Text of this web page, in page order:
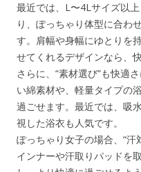
最近では、L〜4Lサイズ以
り、ぽっちゃり体型に合わ
す。肩幅や身幅にゆとりを
せてくれるデザインなら、
さらに、“素材選び”も快適
い綿素材や、軽量タイプの
過ごせます。最近では、吸
視した浴衣も人気です。
ぽっちゃり女子の場合、“汗
インナーや汗取りパッドを